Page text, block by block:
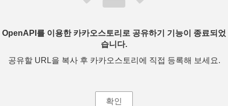
OpenAPI를 이용한 카카오스토리로 공유하기 기능이 종료되었
습니다.
공유할 URL을 복사 후 카카오스토리에 직접 등록해 보세요.
확인